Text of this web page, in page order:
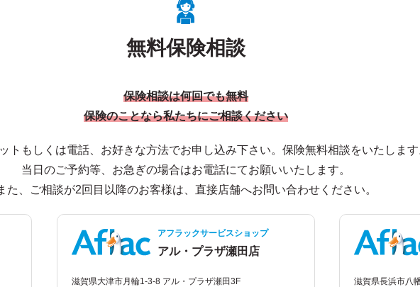
無料保険相談
保険相談は何回でも無料
保険のことなら私たちにご相談ください
トもしくは電話、お好きな方法でお申し込み下さい。保険無料相談をいたします
当日のご予約等、お急ぎの場合はお電話にてお願いいたします。
た、ご相談が2回目以降のお客様は、直接店舗へお問い合わせください。
アフラックサービスショップ
アル・プラザ瀬田店
滋賀県大津市月輪1-3-8 アル・プラザ瀬田3F 滋賀県長浜市八